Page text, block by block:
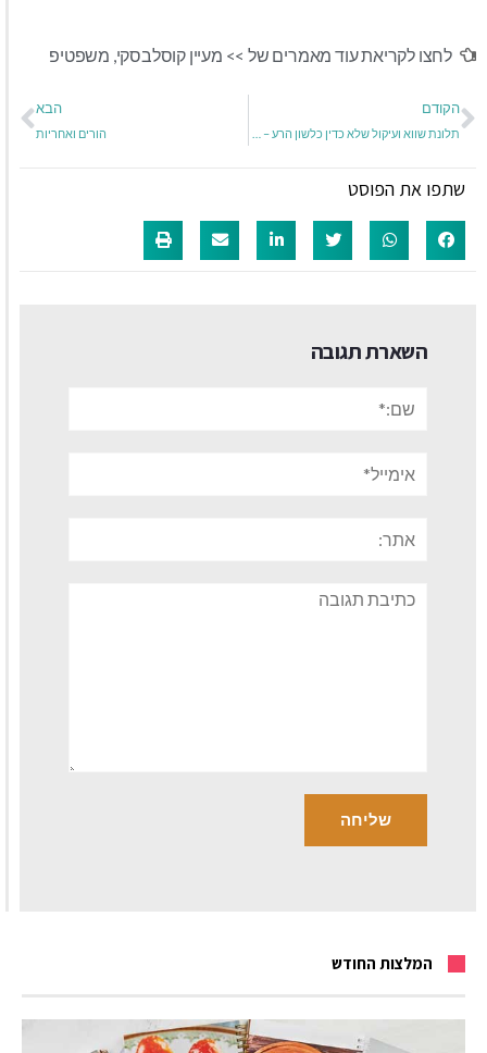
לחצו לקריאת עוד מאמרים של >> מעיין קוסלבסקי, משפטיפ
הקודם הבא
הורים ואחריות
שתפו את הפוסט
השארת תגובה
תגובה
המלצות החודש